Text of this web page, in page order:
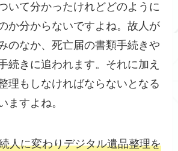
いて分かったけれどどのように
か分からないですよね。故人が
のなか、死亡届の書類手続きや
続きに追われます。それに加え
理もしなければならないとなる
ますよね。
人に変わりデジタル遺品整理を